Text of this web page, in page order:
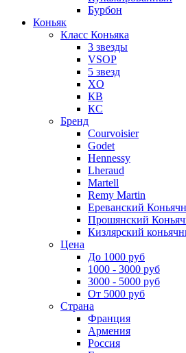
Бурбон
Коньяк
Класс Коньяка
3 звезды
VSOP
5 звезд
XO
КВ
КС
Бренд
Courvoisier
Godet
Hennessy
Lheraud
Martell
Remy Martin
Ереванский
Прошянский
Кизлярский
Цена
До 1000 руб
1000 - 3000 руб
3000 - 5000 руб
От 5000 руб
Страна
Франция
Армения
Россия